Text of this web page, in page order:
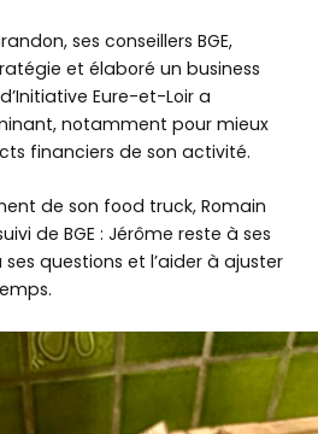
ses conseillers BGE,
et élaboré un business
Eure-et-Loir a
notamment pour mieux
financiers de son activité.
de son food truck, Romain
de BGE : Jérôme reste à ses
questions et l’aider à ajuster